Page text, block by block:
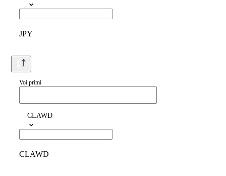
JPY
Voi primi
CLAWD
CLAWD